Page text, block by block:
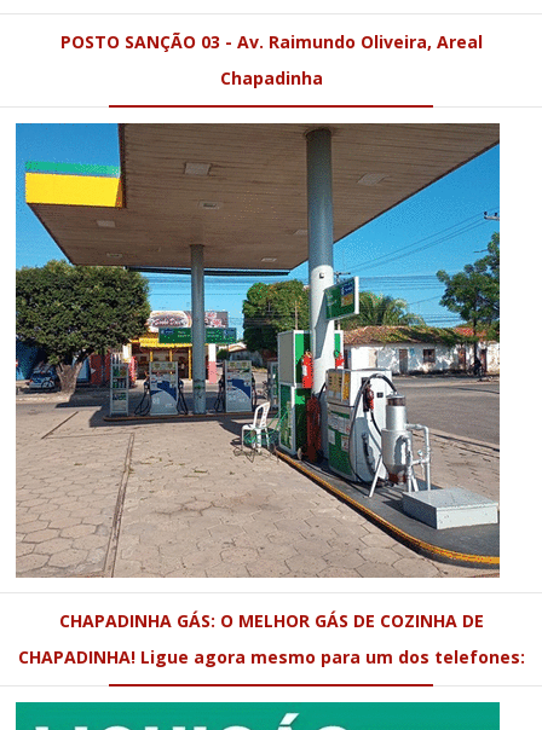
CHAPADINHA GÁS: O MELHOR GÁS DE COZINHA DE
CHAPADINHA! Ligue agora mesmo para um dos telefones: